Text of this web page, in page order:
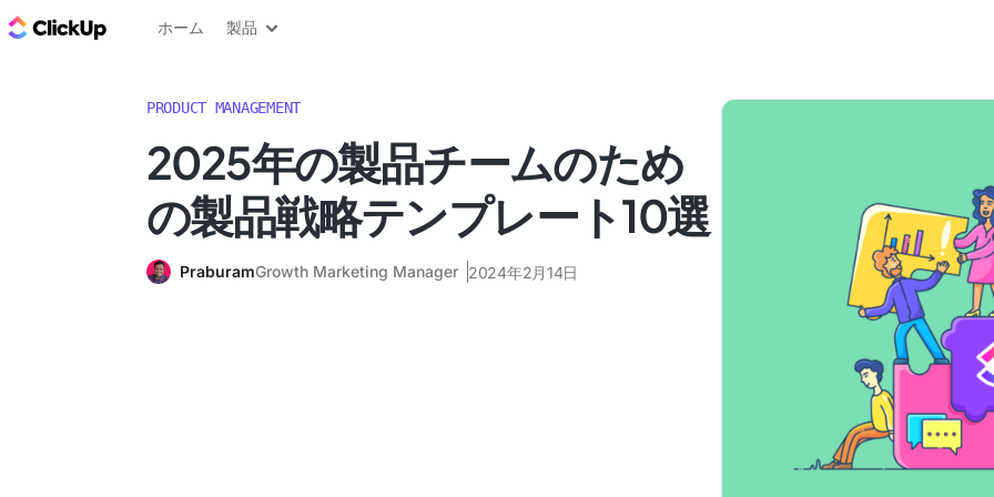
ClickUp ブログ
ホーム 製品
PRODUCT MANAGEMENT
2025年の製品チームのため
の製品戦略テンプレート10選
PraburamGrowth Marketing Manager 2024年2月14日